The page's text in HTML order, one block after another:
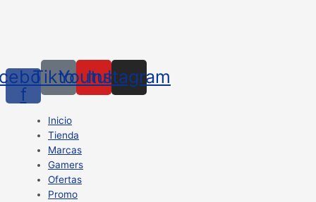
f
TiktokYoutube
Instagram
Inicio
Tienda
Marcas
Gamers
Ofertas
Promo